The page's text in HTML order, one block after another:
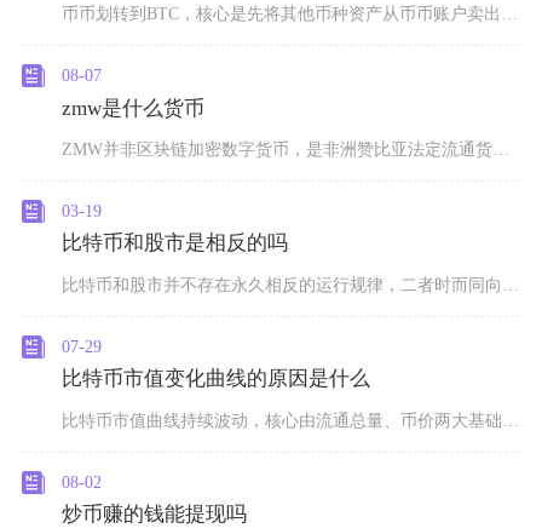
08-07
zmw是什么货币
03-19
比特币和股市是相反的吗
07-29
比特币市值变化曲线的原因是什么
08-02
炒币赚的钱能提现吗